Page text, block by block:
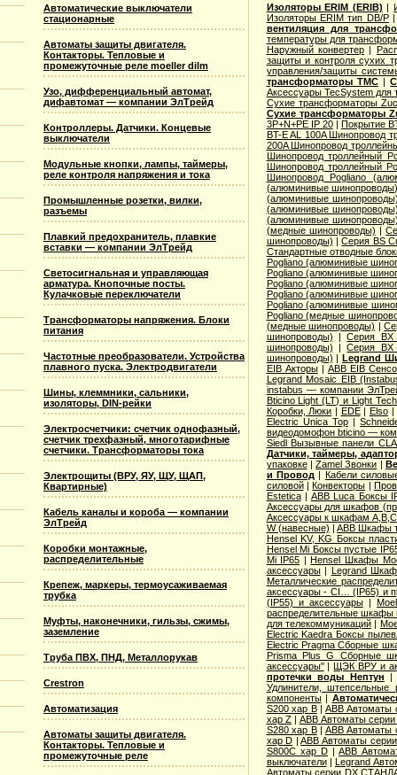
Автоматические выключатели
стационарные
Автоматы защиты двигателя.
Контакторы. Тепловые и
промежуточные реле moeller dilm
Узо, дифференциальный автомат,
дифавтомат — компании ЭлТрейд
Контроллеры. Датчики. Концевые
выключатели
Модульные кнопки, лампы, таймеры,
реле контроля напряжения и тока
Промышленные розетки, вилки,
разъемы
Плавкий предохранитель, плавкие
вставки — компании ЭлТрейд
Светосигнальная и управляющая
арматура. Кнопочные посты.
Кулачковые переключатели
Трансформаторы напряжения. Блоки
питания
Частотные преобразователи. Устройства
плавного пуска. Электродвигатели
Шины, клеммники, сальники,
изоляторы, DIN-рейки
Электросчетчики: счетчик однофазный,
счетчик трехфазный, многотарифные
счетчики. Трансформаторы тока
Электрощиты (ВРУ, ЯУ, ЩУ, ЩАП,
Квартирные)
Кабель каналы и короба — компании
ЭлТрейд
Коробки монтажные,
распределительные
Крепеж, маркеры, термоусаживаемая
трубка
Муфты, наконечники, гильзы, сжимы,
заземление
Труба ПВХ, ПНД, Металлорукав
Crestron
Автоматизация
Автоматы защиты двигателя.
Контакторы. Тепловые и
промежуточные реле
Изоляторы ERIM (ERIB) |
Изоляторы ERIM тип DB/P
вентиляция для
температуры для
Наружный конвертер |
защиты и контроля сухих
управления/защиты
трансформаторы TMC|
Аксессуары TecSystem для
Сухие трансформаторы
Сухие трансформаторы
3P+N+PE IP 20| Покрытие
BT-E AL 100A Шинопровод
200A Шинопровод
Шинопровод троллейный
Шинопровод троллейный
Шинопровод Pogliano
(алюминивые
(алюминивые
(алюминивые
(алюминивые
(медные шинопроводы) |
шинопроводы) |Серия ВS
Стандартные отводные
Pogliano (алюминивые
Pogliano (алюминивые
Pogliano (алюминивые
Pogliano (алюминивые
Pogliano (алюминивые
Pogliano (медные
(медные шинопроводы) |
шинопроводы) |Серия ВХ
шинопроводы) |Серия ВХ
шинопроводы) | Legrand
EIB Акторы| ABB EIB
Legrand Mosaic ЕIB
instabus — компании
Bticino Light (LT) и Light
Коробки, Люки | EDE| Elso|
Electric Unica Top|
видеодомофон bticino —
Siedl Вызывные панели
Датчики, таймеры,
упаковке|Zamel Звонки |
и Провод | Кабели
силовой|Конвекторы |
Estetica| ABB Luca Боксы
Аксессуары для шкафов
Аксессуары к шкафам
W (навесные) |ABB Шкафы
Hensel KV, KG Боксы
Hensel Mi Боксы пустые
Mi IP65 |Hensel Шкафы
аксессуары| Legrand
Металлические
аксессуары - CI… (IP65) и
(IP55) и аксессуары|
распределительные
для телекоммуникаций|
Electric Kaedra Боксы
Electric Pragma Сборные
Prisma Plus G Сборные
аксессуары"|ЩЭК ВРУ и
протечки воды Нептун
Удлинители, штепсельные
компоненты|
S200 хар B| ABB Автоматы
хар Z| ABB Автоматы
S280 хар B| ABB Автоматы
хар D | ABB Автоматы
S800C хар D|ABB
выключатели| Legrand
Автоматы серии DX